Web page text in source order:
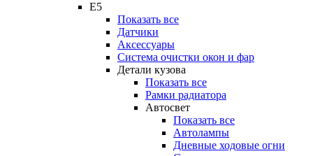
E5
Показать все
Датчики
Аксессуары
Система очистки окон и фар
Детали кузова
Показать все
Рамки радиатора
Автосвет
Показать все
Автолампы
Дневные ходовые огни